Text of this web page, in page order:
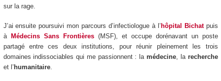
sur la rage.
J’ai ensuite poursuivi mon parcours d’infectiologue à l’ hôpital Bichatpuis
à Médecins Sans Frontières(MSF), et occupe dorénavant un poste
partagé entre ces deux institutions, pour réunir pleinement les trois
domaines indissociables qui me passionnent : la médecine, la recherche
et l’ humanitaire.